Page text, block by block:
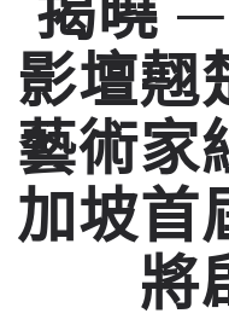
影壇翹
藝術家
加坡首
將